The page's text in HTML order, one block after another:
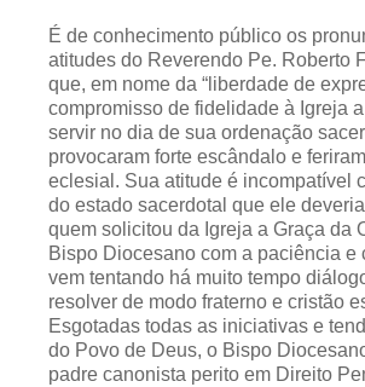
É de conhecimento público os
atitudes do Reverendo Pe. Roberto
que, em nome da “liberdade de
compromisso de fidelidade à Igreja
servir no dia de sua ordenação
provocaram forte escândalo e
eclesial. Sua atitude é incompatível
do estado sacerdotal que ele
quem solicitou da Igreja a Graça da
Bispo Diocesano com a paciência e
vem tentando há muito tempo
resolver de modo fraterno e cristão
Esgotadas todas as iniciativas e
do Povo de Deus, o Bispo
padre canonista perito em Direito